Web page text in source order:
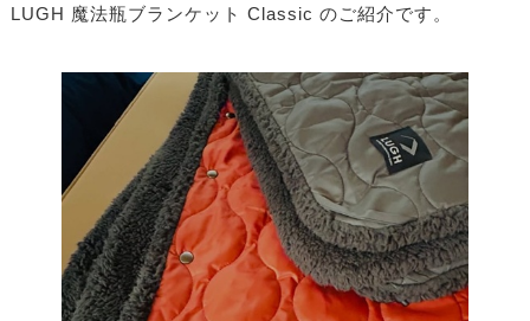
LUGH 魔法瓶ブランケット Classic のご紹介です。